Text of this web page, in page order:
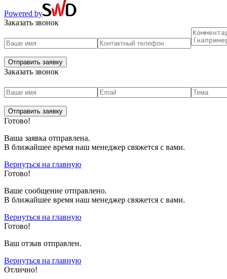
Powered by
Заказать звонок
Заказать звонок
Готово!
Ваша заявка отправлена.
В ближайшее время наш менеджер свяжется с вами.
Вернуться на главную
Готово!
Вашe сообщение отправлено.
В ближайшее время наш менеджер свяжется с вами.
Вернуться на главную
Готово!
Ваш отзыв отправлен.
Вернуться на главную
Отлично!